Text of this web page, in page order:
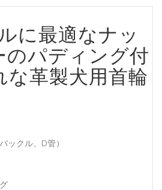
に最適なナッ
のパディング付
な革製犬用首輪
ックル、D管）